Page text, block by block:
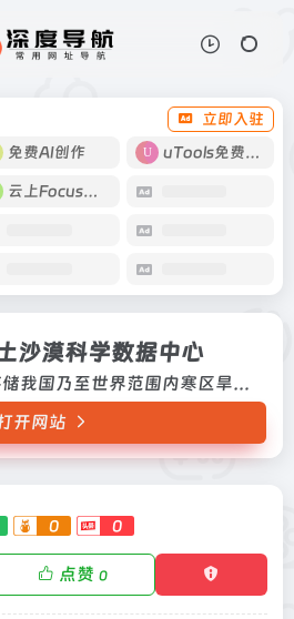
立即入驻
免费AI创作 uTools免费工具箱
云上Focus接码
沙漠科学数据中心
收集、整理、存储我国乃至世界范围内寒区旱区领域的科学数据，为我国寒区旱区科学研究服务，成为我国寒区旱区领域的国家级科学数据中心，并发展成为在国际上有广泛影响力的科学数据中心收集、整理、存储我国乃至世界范围内寒区旱区领域的科学数据，为我国寒区旱区科学研究服务，成为我国寒区旱区领域的国家级科学数据中心，并发展成为在国际上有广泛影响力的科学数据...
开网站
0 0
点赞 0
国家冰川冻土沙漠科学数据中心
为我国
我国寒
影响力